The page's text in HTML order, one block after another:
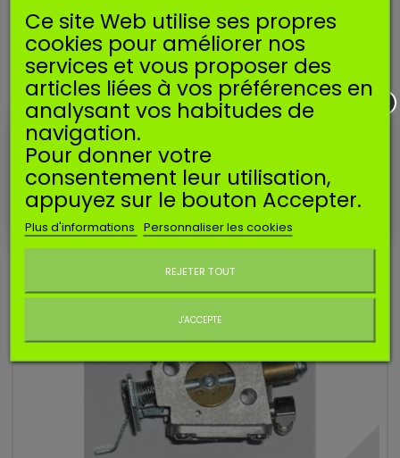
CARBURATEUR COMPATIBLE WACKER WM80 BS600
Carburateur compatible pour pilonneuse WACKER WM80,
BS600.
38,90 €
Ce site Web utilise ses propres
cookies pour améliorer nos
services et vous proposer des
articles liées à vos préférences en
analysant vos habitudes de
navigation.
Pour donner votre
consentement leur utilisation,
appuyez sur le bouton Accepter.
Plus d'informations Personnaliser les cookies
REJETER TOUT
J'ACCEPTE